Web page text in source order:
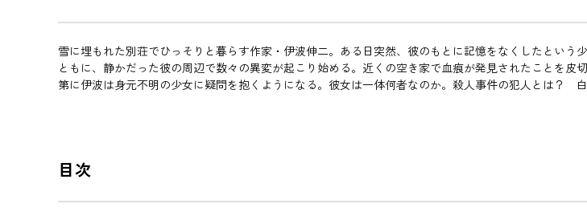
雪に埋もれた別荘でひっそりと暮らす作家・伊波伸二。ある日突然、彼のもとに記憶をなくしたとい
ともに、静かだった彼の周辺で数々の異変が起こり始める。近くの空き家で血痕が発見されたことを
第に伊波は身元不明の少女に疑問を抱くようになる。彼女は一体何者なのか。殺人事件の犯人とは？
目次